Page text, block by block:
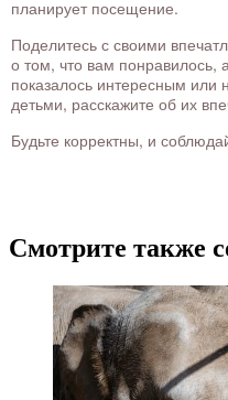
планирует посещение.
Поделитесь с своими
о том, что вам понравилось,
показалось интересным
детьми, расскажите об их
Будьте корректны, и
Смотрите также